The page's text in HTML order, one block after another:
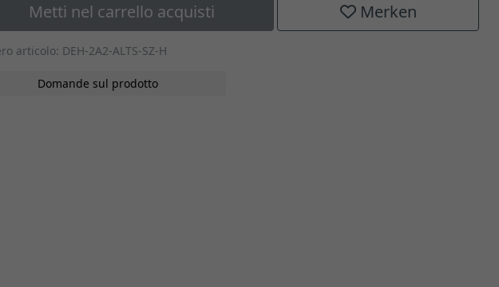
Metti nel carrello acquisti Merken
articolo: DEH-2A2-ALTS-SZ-H
Domande sul prodotto